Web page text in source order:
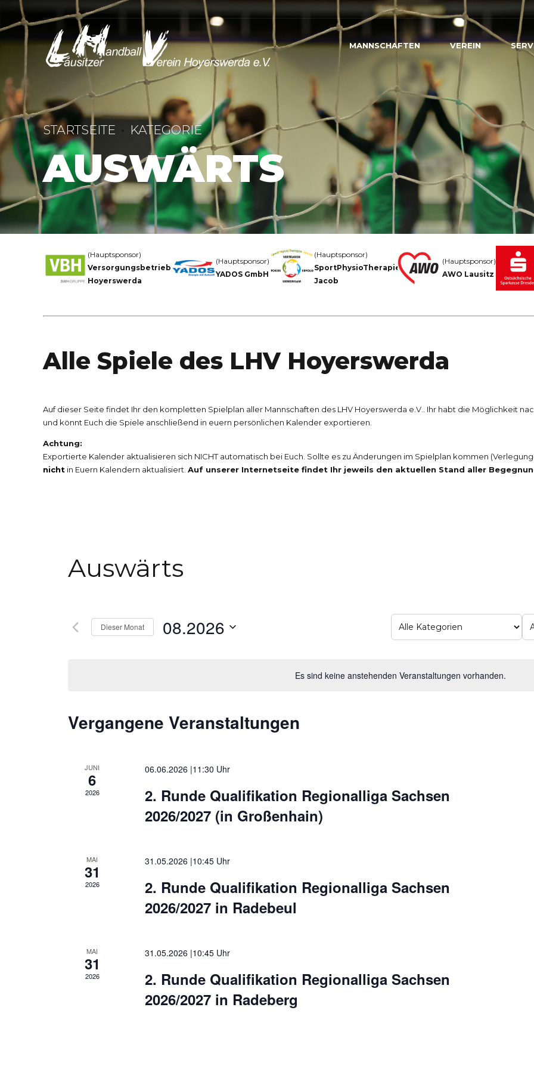
MANNSCHAFTEN VEREIN
STARTSEITE KATEGORIE
AUSWÄRTS
(Hauptsponsor)
Versorgungsbetriebe
Hoyerswerda
(Hauptsponsor)
YADOS GmbH
(Hauptsponsor)
SportPhysioTherapie
Jacob
(Hauptsponsor)
AWO Lausitz
Alle Spiele des LHV Hoyerswerda
Auf dieser Seite findet Ihr den kompletten Spielplan aller Mannschaften des LHV Hoyerswerda e.V.. Ihr habt die Möglichkeit
und könnt Euch die Spiele anschließend in euern persönlichen Kalender exportieren.
Achtung:
Exportierte Kalender aktualisieren sich NICHT automatisch bei Euch. Sollte es zu Änderungen im Spielplan kommen
nicht in Euern Kalendern aktualisiert. Auf unserer Internetseite findet Ihr jeweils den aktuellen Stand aller
Es sind keine anstehenden Veranstaltungen vorhanden.
Auswärts
Ansichten-
Navigation
Dieser Monat 08.2026
Kalender
von
Vergangene Veranstaltungen
JUNI
6
2026
06.06.2026 |11:30
2. Runde Qualifikation Regionalliga Sachsen
2026/2027 (in Großenhain)
MAI
31
2026
31.05.2026 |10:45
2. Runde Qualifikation Regionalliga Sachsen
2026/2027 in Radebeul
MAI
31
2026
31.05.2026 |10:45
2. Runde Qualifikation Regionalliga Sachsen
2026/2027 in Radeberg